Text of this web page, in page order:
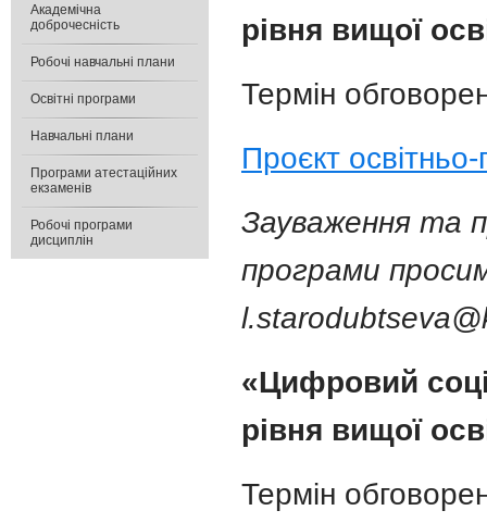
рівня вищої
Термін
Проєкт
Зауваження та
програми
«Цифровий
рівня вищої
Термін
Академічна
доброчесність
Робочі навчальні плани
Освітні програми
Навчальні плани
Програми атестаційних
екзаменів
Робочі програми
дисциплін